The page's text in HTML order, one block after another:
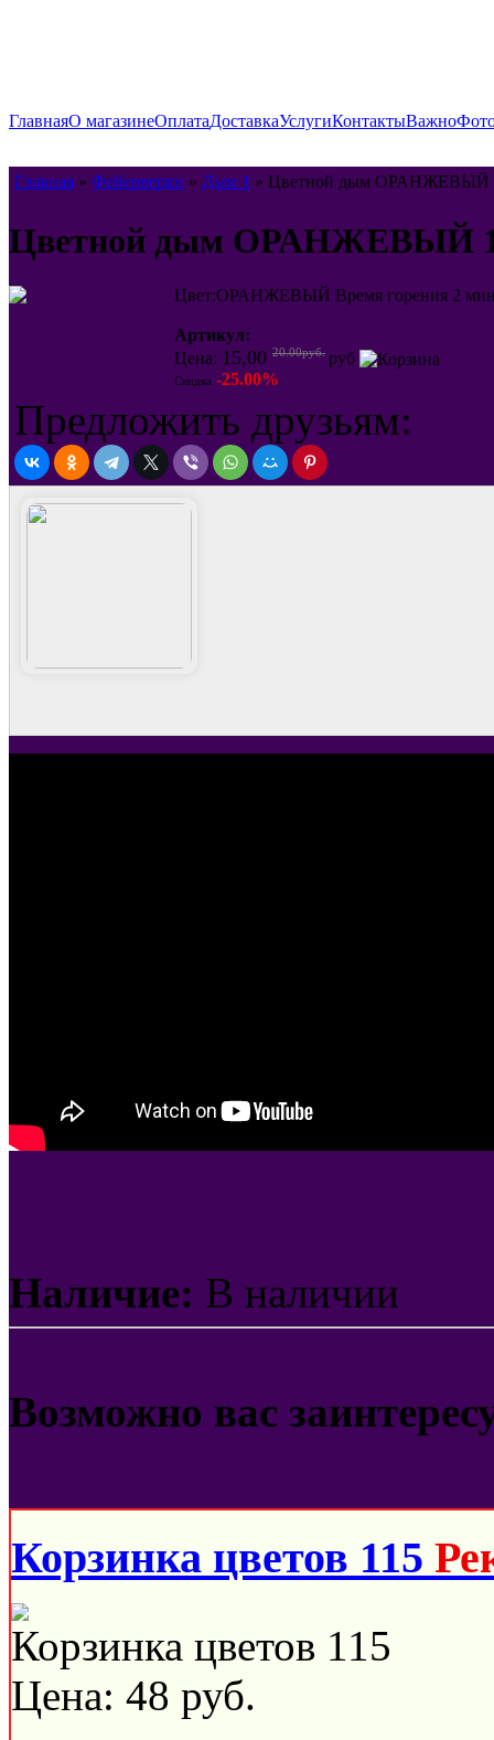
ГлавнаяО магазинеОплатаДоставкаУслугиКонтактыВажно
Главная » Фейерверки » Дым 1 » Цветной дым ОРАНЖЕВЫЙ
Цветной дым ОРАНЖЕВЫЙ
Цвет;ОРАНЖЕВЫЙ Время горения 2
Артикул:
Цена: 15,00 20.00руб. руб
Скидка -25.00%
Предложить друзьям:
Наличие: В наличии
Возможно вас
Корзинка цветов 115
Корзинка цветов 115
Цена: 48 руб.